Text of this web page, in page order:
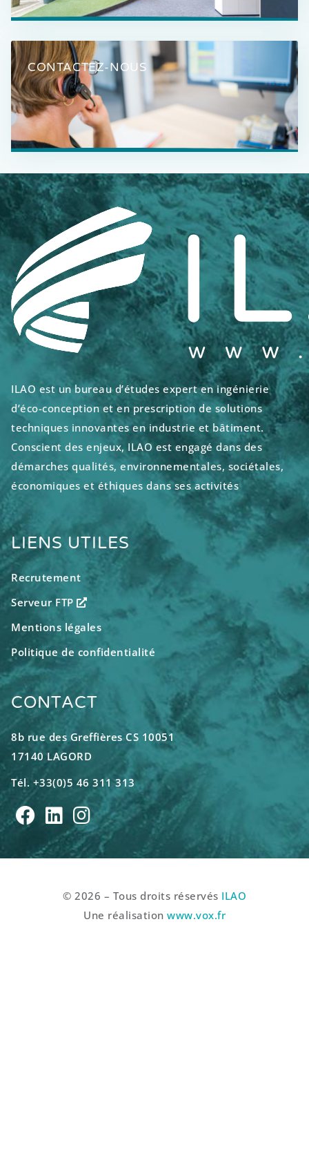
CONTACTEZ-NOUS
ILAO est un bureau d’études expert en ingénierie
d’éco-conception et en prescription de solutions
techniques innovantes en industrie et bâtiment.
Conscient des enjeux, ILAO est engagé dans des
démarches qualités, environnementales, sociétales,
économiques et éthiques dans ses activités
LIENS UTILES
Recrutement
Serveur FTP
Mentions légales
Politique de confidentialité
CONTACT
8b rue des Greffières CS 10051
17140 LAGORD
Tél. +33(0)5 46 311 313
© 2026 – Tous droits réservés ILAO
Une réalisation www.vox.fr